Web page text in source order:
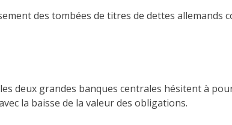
des tombées de titres de dettes
deux grandes banques centrales hésitent à
la baisse de la valeur des obligations.